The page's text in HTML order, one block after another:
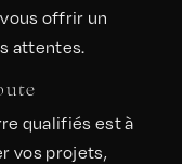
offrir un
attentes.
qualifiés est à
vos projets,